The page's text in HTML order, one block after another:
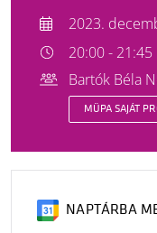
2023.
20:00 - 21:45
Bartók Béla
MÜPA SAJÁT
NAPTÁRBA